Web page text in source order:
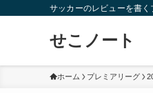
サッカーのレビューを書く
せこノート
ホーム プレミアリーグ